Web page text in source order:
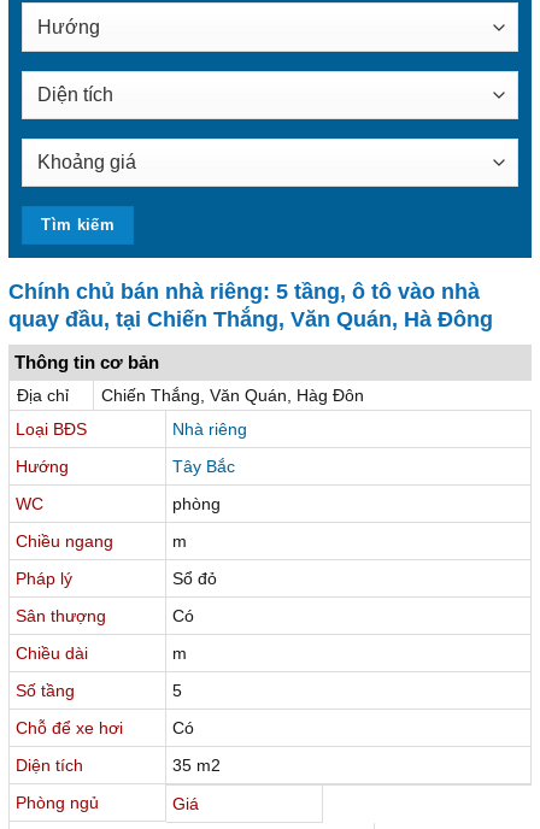
Chính chủ bán nhà riêng: 5 tầng, ô tô vào nhà
quay đầu, tại Chiến Thắng, Văn Quán, Hà Đông
Thông tin cơ bản
Địa chỉ
Chiến Thắng, Văn Quán, Hàg Đôn
Loại BĐS
Nhà riêng
Hướng
Tây Bắc
WC
phòng
Chiều ngang
m
Pháp lý
Sổ đỏ
Sân thượng
Có
Chiều dài
m
Số tầng
5
Chỗ để xe hơi
Có
Diện tích
35 m2
Phòng ngủ
Giá